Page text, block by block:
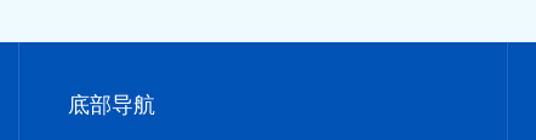
底部导航